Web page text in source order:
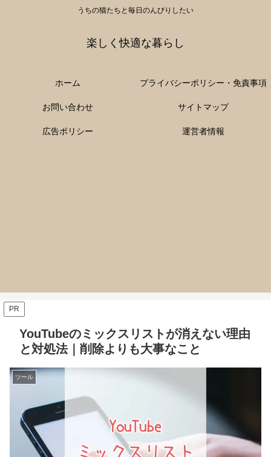
うちの猫たちと毎日のんびりしたい
楽しく快適な暮らし
ホーム プライバシーポリシー・免責事項
お問い合わせ サイトマップ
広告ポリシー 運営者情報
PR
YouTubeのミックスリストが消えない理由
と対処法｜削除よりも大事なこと
ツール